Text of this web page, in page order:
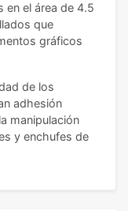
el área de 4.5
que
gráficos
de los
adhesión
manipulación
y enchufes de